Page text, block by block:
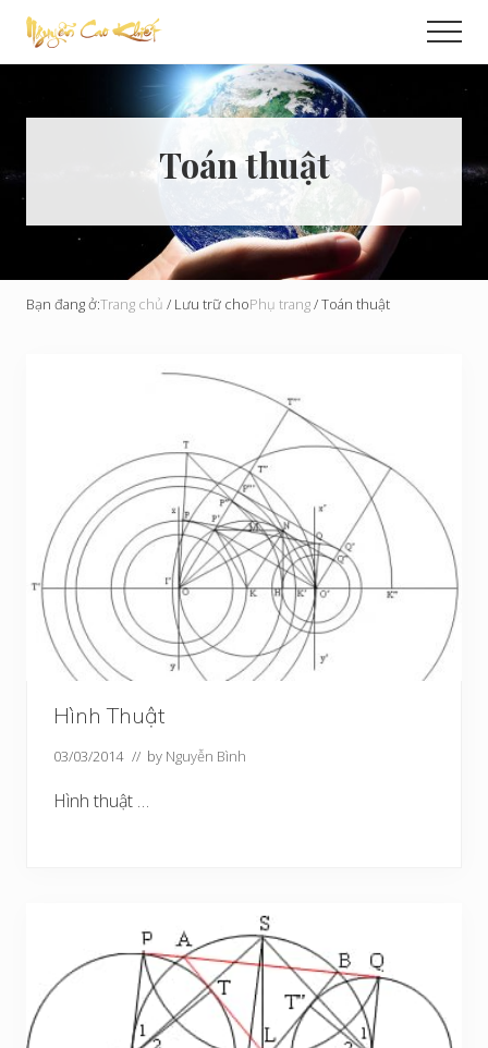
Menu
Skip
main
Cải
Cầu
Toán thuật
Bạn đang ở:Trang chủ / Lưu trữ choPhụ trang/Toán thuật
Hình Thuật
03/03/2014 // by Nguyễn Bình
Hình thuật …